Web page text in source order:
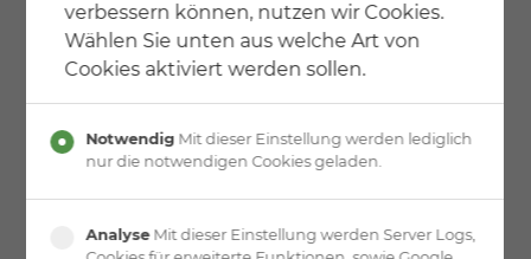
verbessern können, nutzen wir Cookies.
Wählen Sie unten aus welche Art von
Cookies aktiviert werden sollen.
Notwendig Mit dieser Einstellung werden lediglich
nur die notwendigen Cookies geladen.
Analyse Mit dieser Einstellung werden Server Logs,